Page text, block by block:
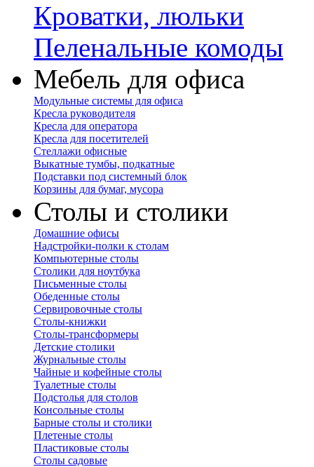
Кроватки, люльки
Пеленальные комоды
Мебель для офиса
Модульные системы для офиса
Кресла руководителя
Кресла для оператора
Кресла для посетителей
Стеллажи офисные
Выкатные тумбы, подкатные
Подставки под системный блок
Корзины для бумаг, мусора
Столы и столики
Домашние офисы
Надстройки-полки к столам
Компьютерные столы
Столики для ноутбука
Письменные столы
Обеденные столы
Сервировочные столы
Столы-книжки
Столы-трансформеры
Детские столики
Журнальные столы
Чайные и кофейные столы
Туалетные столы
Подстолья для столов
Консольные столы
Барные столы и столики
Плетеные столы
Пластиковые столы
Столы садовые